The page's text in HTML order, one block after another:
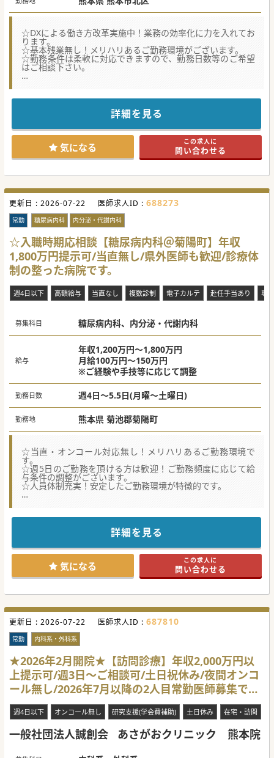
☆DXによる働き方改革実施中！業務の効率化に力を入れてお
ります。
☆基本残業無し！メリハリあるご勤務環境がございます。
☆勤務条件は柔軟に対応できますので、勤務日数等のご希望
はご相談下さい。
エリア的に若年層から高齢者まで幅広い患者層をご経験で
き、時代のニーズに応え在宅医療にも力を入れ始めており、
体制強化を図るための医師募集でございます。
少しでもご興味ございましたらお気軽にお問い合わせくださ
い。
#秋入職可
詳細を見る
気になる この求人に
問い合わせる
更新日 : 2026-07-22 医師求人ID : 688273
常勤 糖尿病内科 内分泌・代謝内科
☆入職時期応相談【糖尿病内科＠菊陽町】年収
1,800万円提示可/当直無し/県外医師も歓迎/診療体
制の整った病院です。
週4日以下 高額給与 当直なし 複数診制 電子カルテ 赴任手当あり 専
募集科目 糖尿病内科、内分泌・代謝内科
給与
年収1,200万円～1,800万円
月給100万円～150万円
※ご経験や手技等に応じて調整
勤務日数 週4日～5.5日(月曜～土曜日)
勤務地 熊本県 菊池郡菊陽町
☆当直・オンコール対応無し！メリハリあるご勤務環境で
す。
☆週5日のご勤務を頂ける方は歓迎！ご勤務頻度に応じて給
与条件の調整がございます。
☆人員体制充実！安定したご勤務環境が特徴的です。
経験豊富な医師が多数在籍をしており、安定した診療体制が
この度、内科診療の体制強化のために募集を行う運びとなり
ました。
ご興味ございましたらまずはお問合せくださいませ。
#秋入職可
詳細を見る
気になる この求人に
問い合わせる
更新日 : 2026-07-22 医師求人ID : 687810
常勤 内科系・外科系
★2026年2月開院★【訪問診療】年収2,000万円以
上提示可/週3日～ご相談可/土日祝休み/夜間オンコ
ール無し/2026年7月以降の2人目常勤医師募集で
す。
週4日以下 オンコール無し 研究支援(学会費補助) 土日休み 在宅・訪問
一般社団法人誠創会 あさがおクリニック 熊本院